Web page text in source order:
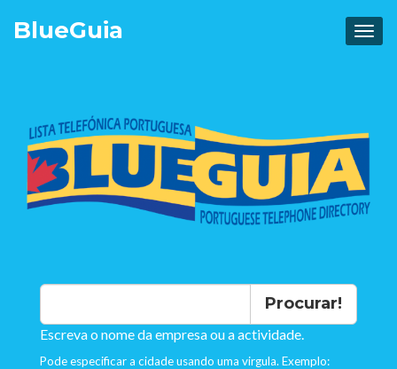
BlueGuia
Procurar!
Escreva o nome da empresa ou a actividade.
Pode especificar a cidade usando uma virgula. Exemplo: